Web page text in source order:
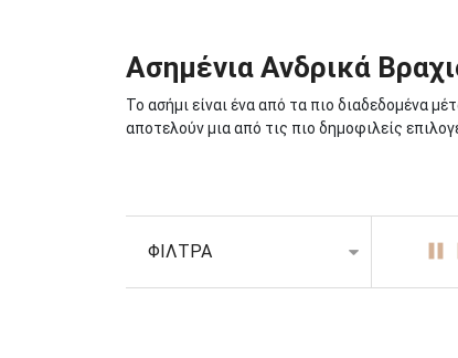
Ασημένια Ανδρικά
Το ασήμι είναι ένα από τα πιο διαδεδομένα
αποτελούν μια από τις πιο δημοφιλείς
Τα ανδρικά βραχιόλια έχουν φορεθεί σε
Τα ανδρικά βραχιόλια έχουν τις ρίζες τους
Φαραώ και οι ευγενείς στολίζονταν με
και στη Ρώμη, οι άνδρες φορούσαν
ΦΙΛΤΡΑ